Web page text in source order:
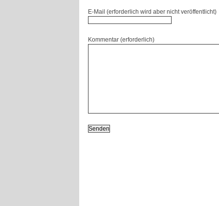
E-Mail (erforderlich wird aber nicht veröffentlicht)
Kommentar (erforderlich)